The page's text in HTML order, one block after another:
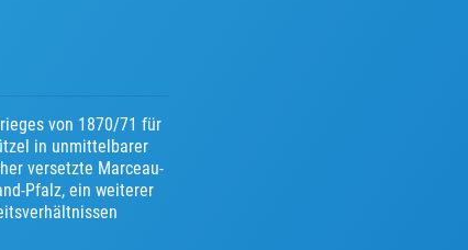
von 1870/71 für
in unmittelbarer
versetzte Marceau-
Pfalz, ein weiterer